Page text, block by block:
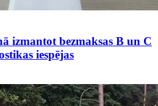
izmantot bezmaksas B un C
iespējas